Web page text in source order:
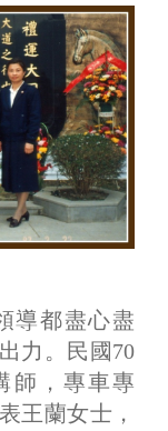
導都盡心盡
力。民國70
師，專車專
王蘭女士，